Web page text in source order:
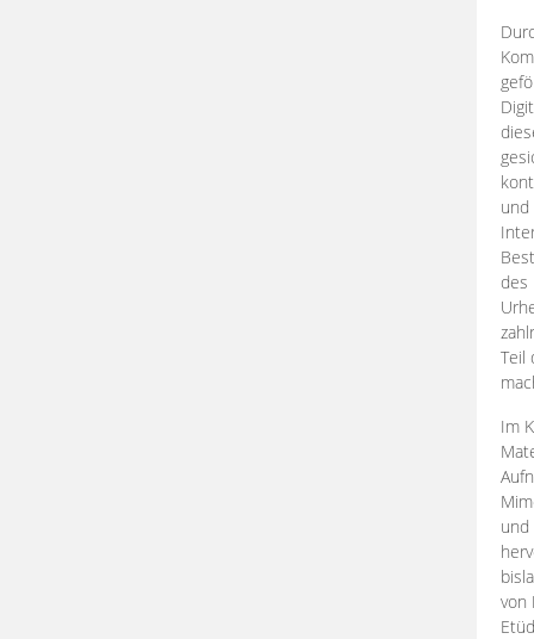
des
Teil
Im
und
von